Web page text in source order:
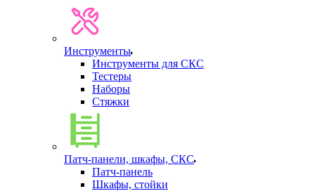
Инструменты
Инструменты для СКС
Тестеры
Наборы
Стяжки
Патч-панели, шкафы, СКС
Патч-панель
Шкафы, стойки